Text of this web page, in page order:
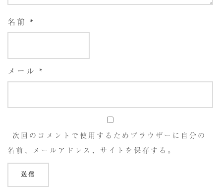
名前 *
メール *
次回のコメントで使用するためブラウザーに自分の
名前、メールアドレス、サイトを保存する。